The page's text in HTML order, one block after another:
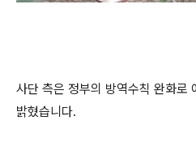
사단 측은 정부의 방역수칙 완화로
밝혔습니다.